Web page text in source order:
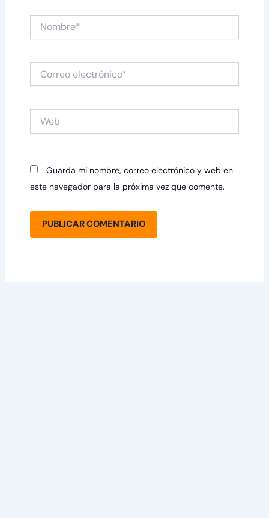
electrónico*
Guarda mi nombre, correo electrónico y web en
este navegador para la próxima vez que comente.